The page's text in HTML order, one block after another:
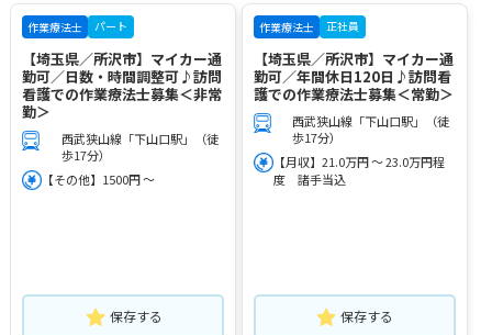
作業療法士 パート
【埼玉県／所沢市】マイカー通
勤可／日数・時間調整可♪訪問
看護での作業療法士募集＜非常
勤＞
西武狭山線「下山口駅」（徒
歩17分）
【その他】1500円 ～
保存する
作業療法士 正社員
【埼玉県／所沢市】マイカー通
勤可／年間休日120日♪訪問看
護での作業療法士募集＜常勤＞
西武狭山線「下山口駅」（徒
歩17分）
【月収】21.0万円 ～ 23.0万円程
度 諸手当込
保存する